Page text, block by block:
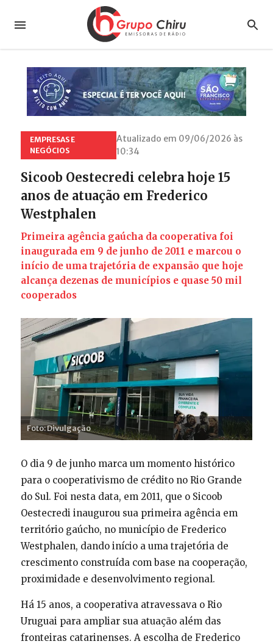
EMPRESAS E
NEGÓCIOS
Atualizado em 09/06/2026 às
10:34
Sicoob Oestecredi celebra hoje 15
anos de atuação em Frederico
Westphalen
Primeira agência gaúcha da cooperativa foi
inaugurada em 9 de junho de 2011 e marcou o
início de uma trajetória de expansão que hoje
alcança dezenas de municípios e quase 50 mil
cooperados
Foto: Divulgação
O dia 9 de junho marca um momento histórico
para o cooperativismo de crédito no Rio Grande
do Sul. Foi nesta data, em 2011, que o Sicoob
Oestecredi inaugurou sua primeira agência em
território gaúcho, no município de Frederico
Westphalen, dando início a uma trajetória de
crescimento construída com base na cooperação,
proximidade e desenvolvimento regional.
Há 15 anos, a cooperativa atravessava o Rio
Uruguai para ampliar sua atuação além das
fronteiras catarinenses. A escolha de Frederico